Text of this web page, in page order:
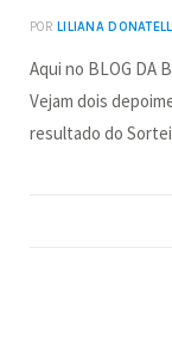
POR LILIANA
Aqui no BLOG DA
Vejam dois
resultado do